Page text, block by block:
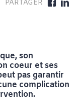
son
coeur et ses
pas garantir
complication